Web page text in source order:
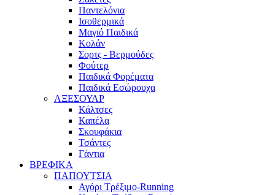
Παντελόνια
Ισοθερμικά
Μαγιό Παιδικά
Κολάν
Σορτς - Βερμούδες
Φούτερ
Παιδικά Φορέματα
Παιδικά Εσώρουχα
ΑΞΕΣΟΥΑΡ
Κάλτσες
Καπέλα
Σκουφάκια
Τσάντες
Γάντια
ΒΡΕΦΙΚΑ
ΠΑΠΟΥΤΣΙΑ
Αγόρι Τρέξιμο-Running